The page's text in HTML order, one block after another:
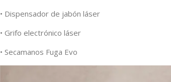
• Dispensador de jabón láser
• Grifo electrónico láser
• Secamanos Fuga Evo